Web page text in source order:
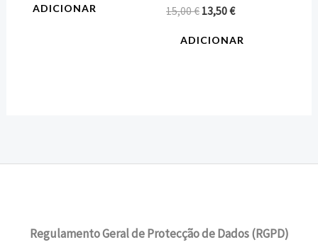
ADICIONAR 15,00€ 13,50€
ADICIONAR
Regulamento Geral de Protecção de Dados (RGPD)